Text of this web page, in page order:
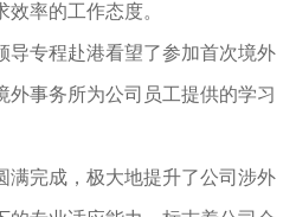
率的工作态度。
导专程赴港看望了参加首次境外
外事务所为公司员工提供的学习
满完成，极大地提升了公司涉外